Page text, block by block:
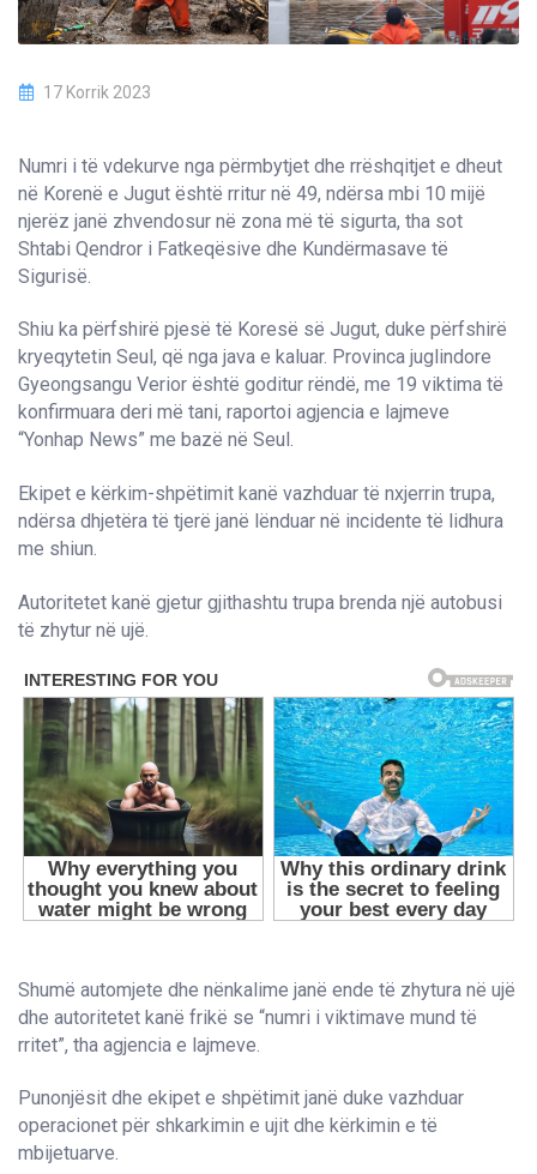
17 Korrik 2023
Numri i të vdekurve nga përmbytjet dhe rrëshqitjet e dheut
në Korenë e Jugut është rritur në 49, ndërsa mbi 10 mijë
njerëz janë zhvendosur në zona më të sigurta, tha sot
Shtabi Qendror i Fatkeqësive dhe Kundërmasave të
Sigurisë.
Shiu ka përfshirë pjesë të Koresë së Jugut, duke përfshirë
kryeqytetin Seul, që nga java e kaluar. Provinca juglindore
Gyeongsangu Verior është goditur rëndë, me 19 viktima të
konfirmuara deri më tani, raportoi agjencia e lajmeve
“Yonhap News” me bazë në Seul.
Ekipet e kërkim-shpëtimit kanë vazhduar të nxjerrin trupa,
ndërsa dhjetëra të tjerë janë lënduar në incidente të lidhura
me shiun.
Autoritetet kanë gjetur gjithashtu trupa brenda një autobusi
të zhytur në ujë.
Shumë automjete dhe nënkalime janë ende të zhytura në ujë
dhe autoritetet kanë frikë se “numri i viktimave mund të
rritet”, tha agjencia e lajmeve.
Punonjësit dhe ekipet e shpëtimit janë duke vazhduar
operacionet për shkarkimin e ujit dhe kërkimin e të
mbijetuarve.